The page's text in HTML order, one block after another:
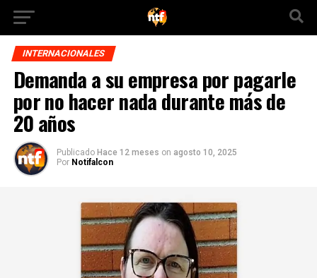
INTERNACIONALES
Demanda a su empresa por pagarle
por no hacer nada durante más de
20 años
Publicado Hace 12 meses on agosto 10, 2025
Por Notifalcon